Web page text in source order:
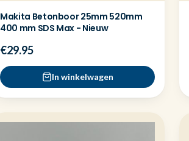
Makita Betonboor 25mm 520mm
400 mm SDS Max - Nieuw
€29.95
In winkelwagen